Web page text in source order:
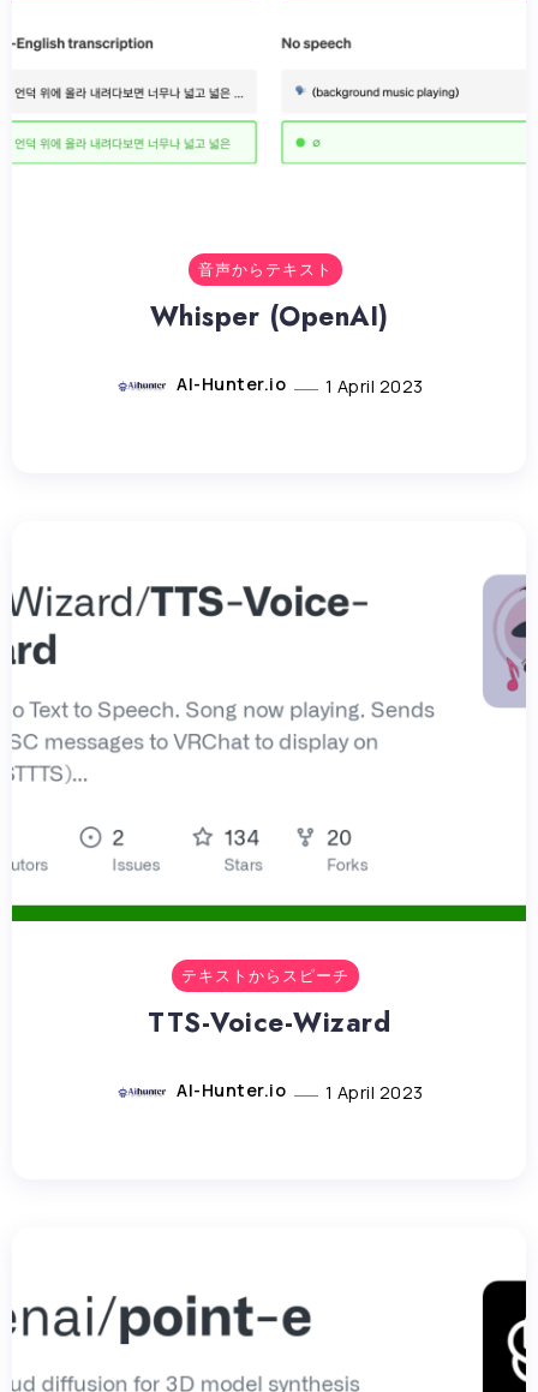
音声からテキスト
Whisper (OpenAI)
AI-Hunter.io 1 April 2023
テキストからスピーチ
TTS-Voice-Wizard
AI-Hunter.io 1 April 2023